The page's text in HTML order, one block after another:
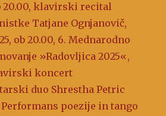
20.00, klavirski recital
Tatjane Ognjanovič,
ob 20.00, 6. Mednarodno
»Radovljica 2025«,
koncert
duo Shrestha Petric
Performans poezije in tango